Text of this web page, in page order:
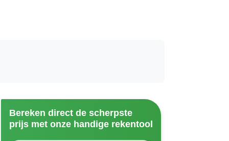
Bereken direct de scherpste
prijs met onze handige rekentool